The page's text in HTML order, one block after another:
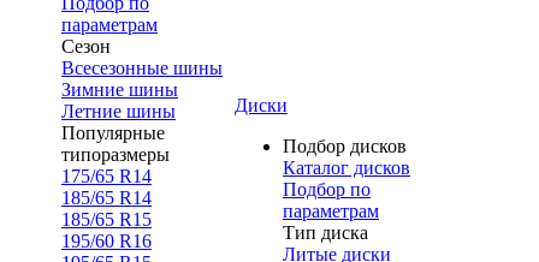
параметрам
Сезон
Всесезонные шины
Зимние шины
Летние шины
Популярные
типоразмеры
175/65 R14
185/65 R14
185/65 R15
195/60 R16
Диски
Подбор дисков
Каталог дисков
Подбор по
параметрам
Тип диска
Литые диски